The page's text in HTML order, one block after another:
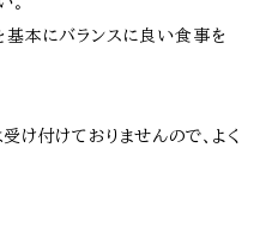
本にバランスに良い食事を
け付けておりませんので、よく